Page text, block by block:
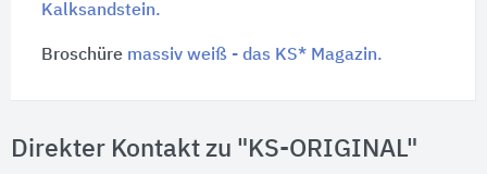
Kalksandstein.
Broschüre massiv weiß - das KS* Magazin.
Direkter Kontakt zu "KS-ORIGINAL"